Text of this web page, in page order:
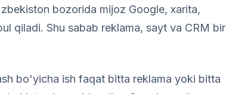
bozorida mijoz Google, xarita,
qiladi. Shu sabab reklama, sayt va CRM bir
bo'yicha ish faqat bitta reklama yoki bitta